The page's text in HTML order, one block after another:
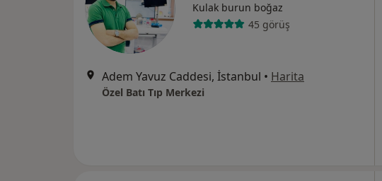
Kulak burun boğaz
45 görüş
Adem Yavuz Caddesi, İstanbul • Harita
Özel Batı Tıp Merkezi